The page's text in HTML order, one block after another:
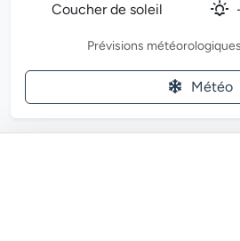
Coucher de soleil
Prévisions
Météo